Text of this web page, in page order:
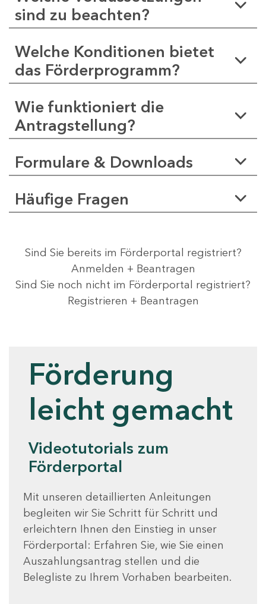
sind zu beachten?
Welche Konditionen bietet
das Förderprogramm?
Wie funktioniert die
Antragstellung?
Formulare & Downloads
Häufige Fragen
Sind Sie bereits im Förderportal registriert?
Anmelden + Beantragen
Sind Sie noch nicht im Förderportal registriert?
Registrieren + Beantragen
Förderung
leicht gemacht
Videotutorials zum
Förderportal
Mit unseren detaillierten Anleitungen
begleiten wir Sie Schritt für Schritt und
erleichtern Ihnen den Einstieg in unser
Förderportal: Erfahren Sie, wie Sie einen
Auszahlungsantrag stellen und die
Belegliste zu Ihrem Vorhaben bearbeiten.